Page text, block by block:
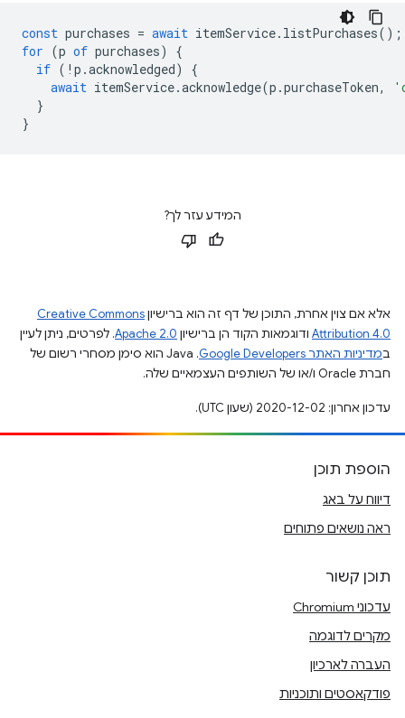
const purchases = await itemService. listPurchases();
for (p of purchases)
{
if ( ! p .acknowledged)
{
await itemService.acknowledge(p .purchaseToken,
}
}
המידע עזר לך?
אלא אם צוין אחרת, התוכן של דף זה הוא ברישיוןCreative Commons
Attribution 4.0 ודוגמאות הקוד הן ברישיון Apache 2.0. לפרטים, ניתן לעיין
במדיניות האתר Google Developers‏
.‏ Java הוא סימן מסחרי רשום של
חברת Oracle ו/או של השותפים העצמאיים שלה.
עדכון אחרון: 2020-12-02 (שעון UTC).
הוספת תוכן
דיווח על באג
ראה נושאים פתוחים
תוכן קשור
עדכוני Chromium
מקרים לדוגמה
העברה לארכיון
פודקאסטים ותוכניות